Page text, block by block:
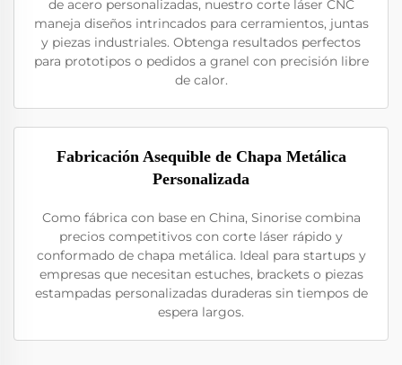
de acero personalizadas, nuestro corte láser CNC
maneja diseños intrincados para cerramientos, juntas
y piezas industriales. Obtenga resultados perfectos
para prototipos o pedidos a granel con precisión libre
de calor.
Fabricación Asequible de Chapa Metálica
Personalizada
Como fábrica con base en China, Sinorise combina
precios competitivos con corte láser rápido y
conformado de chapa metálica. Ideal para startups y
empresas que necesitan estuches, brackets o piezas
estampadas personalizadas duraderas sin tiempos de
espera largos.